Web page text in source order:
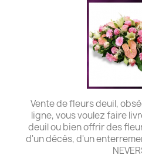
Vente de fleurs deuil,
ligne, vous voulez faire
deuil ou bien offrir des
d'un décès, d'un